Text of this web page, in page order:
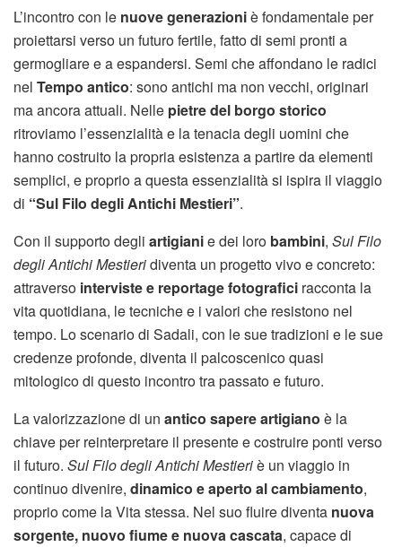
L’incontro con le nuove generazioniè fondamentale per
proiettarsi verso un futuro fertile, fatto di semi pronti a
germogliare e a espandersi. Semi che affondano le radici
nel Tempo antico: sono antichi ma non vecchi, originari
ma ancora attuali. Nelle pietre del borgo storico
ritroviamo l’essenzialità e la tenacia degli uomini che
hanno costruito la propria esistenza a partire da elementi
semplici, e proprio a questa essenzialità si ispira il viaggio
di “Sul Filo degli Antichi Mestieri”.
Con il supporto degli artigianie dei loro bambini, Sul Filo
degli Antichi Mestieridiventa un progetto vivo e concreto:
attraverso interviste e reportage fotografici racconta la
vita quotidiana, le tecniche e i valori che resistono nel
tempo. Lo scenario di Sadali, con le sue tradizioni e le sue
credenze profonde, diventa il palcoscenico quasi
mitologico di questo incontro tra passato e futuro.
La valorizzazione di un antico sapere artigiano è la
chiave per reinterpretare il presente e costruire ponti verso
il futuro. Sul Filo degli Antichi Mestieriè un viaggio in
continuo divenire, dinamico e aperto al cambiamento,
proprio come la Vita stessa. Nel suo fluire diventa nuova
sorgente, nuovo fiume e nuova cascata, capace di